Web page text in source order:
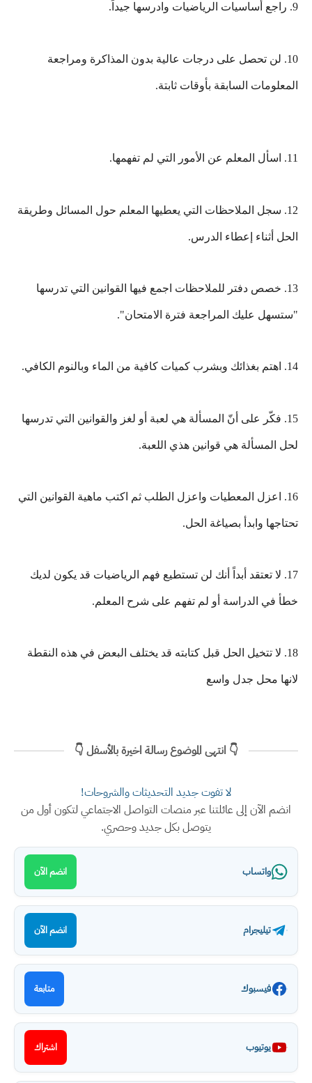
9. راجع أساسيات الرياضيات وادرسها جيداً.
10. لن تحصل على درجات عالية بدون المذاكرة ومراجعة
المعلومات السابقة بأوقات ثابتة.
11. اسأل المعلم عن الأمور التي لم تفهمها.
12. سجل الملاحظات التي يعطيها المعلم حول المسائل وطريقة
الحل أثناء إعطاء الدرس.
13. خصص دفتر للملاحظات اجمع فيها القوانين التي تدرسها
"ستسهل عليك المراجعة فترة الامتحان".
14. اهتم بغذائك وبشرب كميات كافية من الماء وبالنوم الكافي.
15. فكّر على أنّ المسألة هي لعبة أو لغز والقوانين التي تدرسها
لحل المسألة هي قوانين هذي اللعبة.
16. اعزل المعطيات واعزل الطلب ثم اكتب ماهية القوانين التي
تحتاجها وابدأ بصياغة الحل.
17. لا تعتقد أبداً أنك لن تستطيع فهم الرياضيات قد يكون لديك
خطأ في الدراسة أو لم تفهم على شرح المعلم.
18. لا تتخيل الحل قبل كتابته قد يختلف البعض في هذه النقطة
لانها محل جدل واسع
👇 انتهى الموضوع رسالة اخيرة بالأسفل 👇
لا تفوت جديد التحديثات والشروحات!
انضم الآن إلى عائلتنا عبر منصات التواصل الاجتماعي لتكون أول من
يتوصل بكل جديد وحصري.
واتساب انضم الآن
تيليجرام انضم الآن
فيسبوك متابعة
يوتيوب اشتراك